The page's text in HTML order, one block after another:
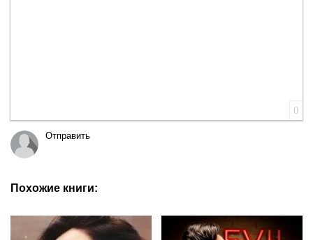
0
Отправить
Похожие книги: